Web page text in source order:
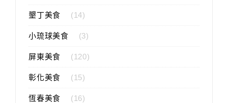
墾丁美食 (14)
小琉球美食 (3)
屏東美食 (120)
彰化美食 (15)
恆春美食 (16)